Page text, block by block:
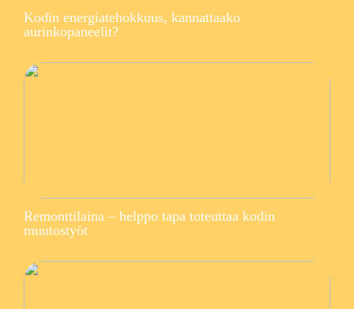
Kodin energiatehokkuus, kannattaako
aurinkopaneelit?
Remonttilaina – helppo tapa toteuttaa kodin
muutostyöt